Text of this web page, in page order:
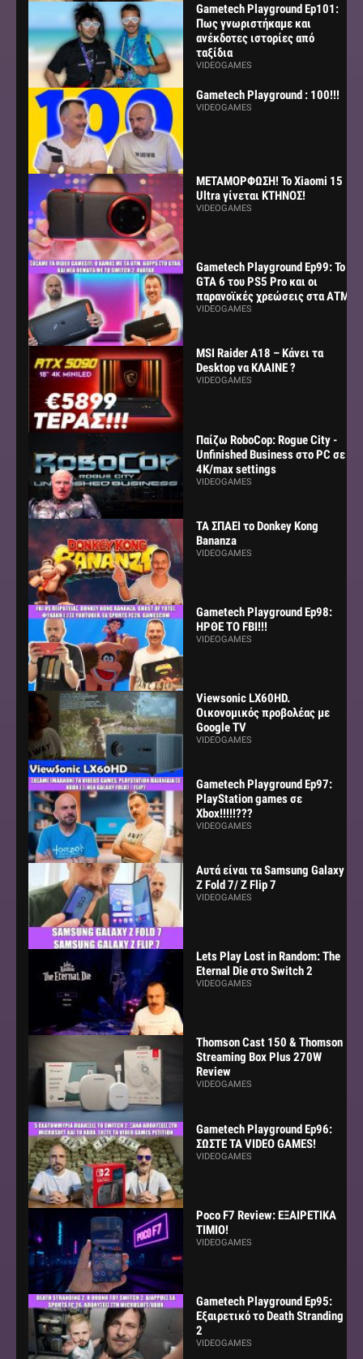
Gametech Playground Ep101:
Πως γνωριστήκαμε και
ανέκδοτες ιστορίες από
ταξίδια
VIDEOGAMES
Gametech Playground : 100!!!
VIDEOGAMES
ΜΕΤΑΜΟΡΦΩΣΗ! Το Xiaomi 15
Ultra γίνεται ΚΤΗΝΟΣ!
VIDEOGAMES
Gametech Playground Ep99: Το
GTA 6 του PS5 Pro και οι
παρανοϊκές χρεώσεις στα ΑΤΜ
VIDEOGAMES
MSI Raider A18 – Κάνει τα
Desktop να ΚΛΑΙΝΕ ?
VIDEOGAMES
Παίζω RoboCop: Rogue City -
Unfinished Business στο PC σε
4K/max settings
VIDEOGAMES
ΤΑ ΣΠΑΕΙ το Donkey Kong
Bananza
VIDEOGAMES
Gametech Playground Ep98:
ΗΡΘΕ ΤΟ FBI!!!
VIDEOGAMES
Viewsonic LX60HD.
Οικονομικός προβολέας με
Google TV
VIDEOGAMES
Gametech Playground Ep97:
PlayStation games σε
Xbox!!!!!???
VIDEOGAMES
Αυτά είναι τα Samsung Galaxy
Z Fold 7/ Z Flip 7
VIDEOGAMES
Lets Play Lost in Random: The
Eternal Die στο Switch 2
VIDEOGAMES
Thomson Cast 150 & Thomson
Streaming Box Plus 270W
Review
VIDEOGAMES
Gametech Playground Ep96:
ΣΩΣΤΕ ΤΑ VIDEO GAMES!
VIDEOGAMES
Poco F7 Review: ΕΞΑΙΡΕΤΙΚΑ
ΤΙΜΙΟ!
VIDEOGAMES
Gametech Playground Ep95:
Εξαιρετικό το Death Stranding
2
VIDEOGAMES